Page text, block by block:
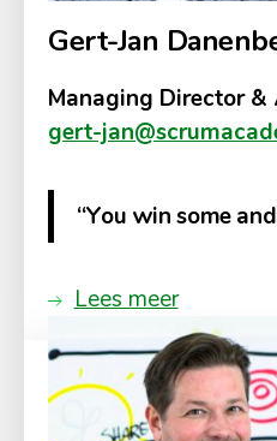
Gert-Jan
Managing Director &
gert-
“You win some
Lees meer